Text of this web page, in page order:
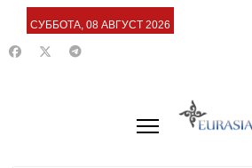
СУББОТА, 08 АВГУСТ 2026